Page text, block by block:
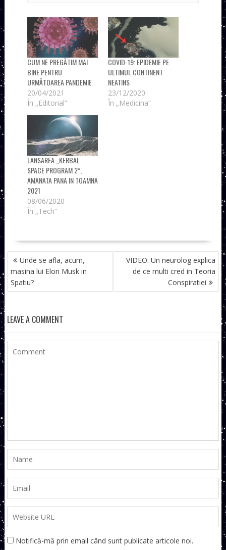
CUM NE PREGĂTIM MAI
BINE PENTRU
URMĂTOAREA PANDEMIE
20/04/2021
În „Editorial”
COVID-19: EPIDEMIE PE
ULTIMUL CONTINENT
NEATINS
23/12/2020
În „Medicina”
LANSAREA „KERBAL
SPACE PROGRAM 2”,
AMANATA PANA IN TOAMNA
2021
08/06/2020
În „Tech”
NAVIGARE
ÎN
ARTICOLE
Unde se afla, acum,
masina lui Elon Musk in
Spatiu?
VIDEO: Un neurolog explica
de ce multi cred in Teoria
Conspiratiei
LEAVE A COMMENT
Notifică-mă prin email când sunt publicate articole noi.